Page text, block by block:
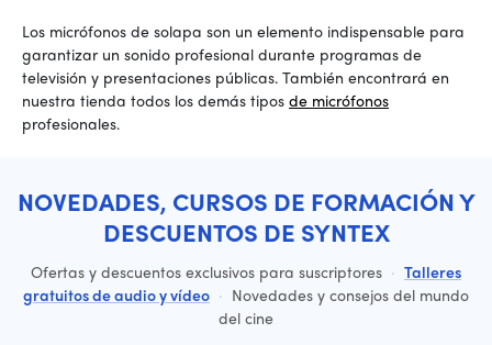
Los micrófonos de solapa son un elemento indispensable para
garantizar un sonido profesional durante programas de
televisión y presentaciones públicas. También encontrará en
nuestra tienda todos los demás tipos de micrófonos
profesionales.
NOVEDADES, CURSOS DE FORMACIÓN Y
DESCUENTOS DE SYNTEX
Ofertas y descuentos exclusivos para suscriptores · Talleres
gratuitos de audio y vídeo · Novedades y consejos del mundo
del cine